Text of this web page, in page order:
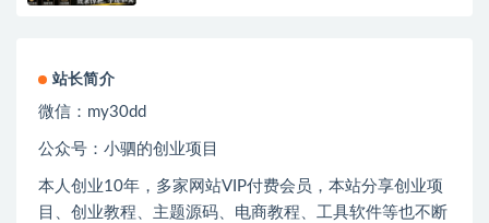
站长简介
微信： my30dd
公众号：小驷的创业项目
本人创业10年，多家网站VIP付费会员，本站分享创业项
目、创业教程、主题源码、电商教程、工具软件等也不断